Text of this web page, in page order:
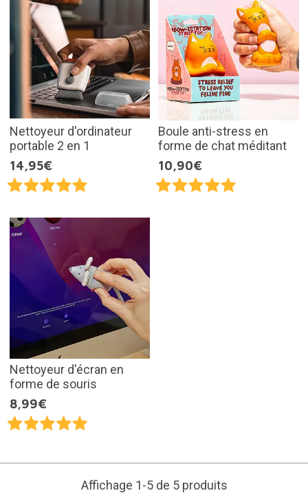
Nettoyeur d'ordinateur
portable 2 en 1
14,95€
Boule anti-stress en
forme de chat méditant
10,90€
Nettoyeur d'écran en
forme de souris
8,99€
Affichage 1-5 de 5 produits